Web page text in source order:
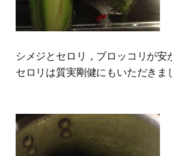
シメジとセロリ，ブロッコリが安
セロリは質実剛健にもいただきま